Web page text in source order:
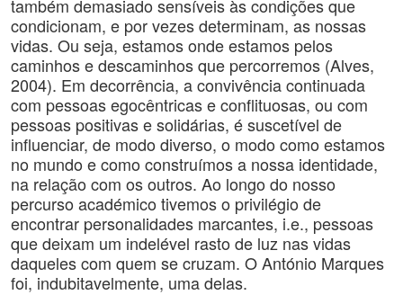
também demasiado sensíveis às condições que
condicionam, e por vezes determinam, as nossas
vidas. Ou seja, estamos onde estamos pelos
caminhos e descaminhos que percorremos (Alves,
2004). Em decorrência, a convivência continuada
com pessoas egocêntricas e conflituosas, ou com
pessoas positivas e solidárias, é suscetível de
influenciar, de modo diverso, o modo como estamos
no mundo e como construímos a nossa identidade,
na relação com os outros. Ao longo do nosso
percurso académico tivemos o privilégio de
encontrar personalidades marcantes, i.e., pessoas
que deixam um indelével rasto de luz nas vidas
daqueles com quem se cruzam. O António Marques
foi, indubitavelmente, uma delas.